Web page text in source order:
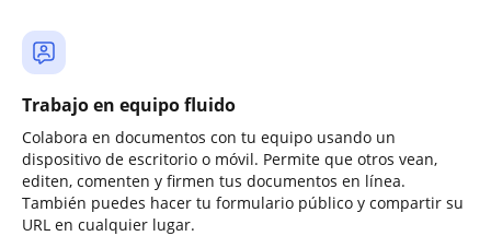
Trabajo en equipo fluido
Colabora en documentos con tu equipo usando un
dispositivo de escritorio o móvil. Permite que otros vean,
editen, comenten y firmen tus documentos en línea.
También puedes hacer tu formulario público y compartir su
URL en cualquier lugar.